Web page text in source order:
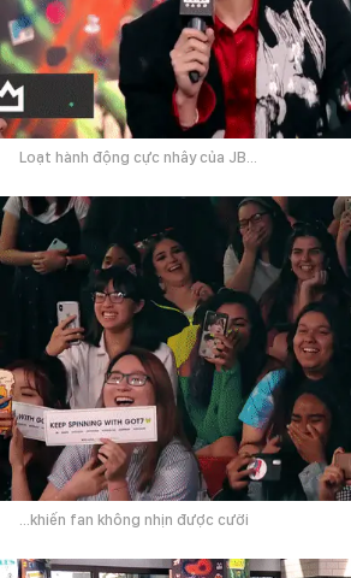
Loạt hành động cực nhây của JB...
...khiến fan không nhịn được cười